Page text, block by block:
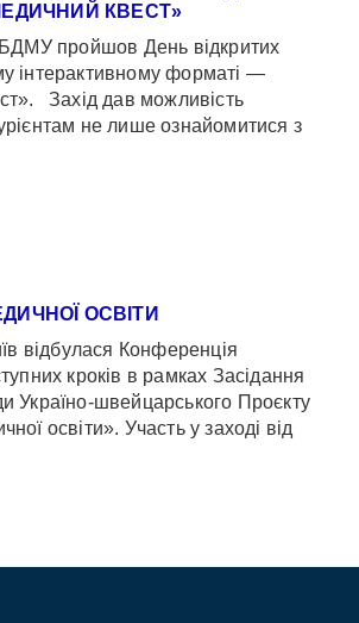
КВЕСТ»
пройшов День відкритих
інтерактивному форматі —
Захід дав можливість
не лише ознайомитися з
ОСВІТИ
відбулася Конференція
кроків в рамках Засідання
Україно-швейцарського Проєкту
освіти». Участь у заході від